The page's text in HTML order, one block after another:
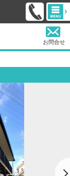
お問合せ